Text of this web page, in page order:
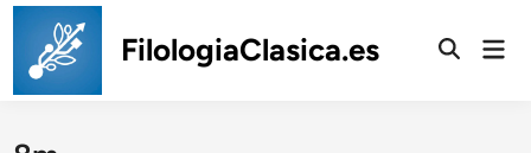
Saltar
contenido
FilologiaClasica.es